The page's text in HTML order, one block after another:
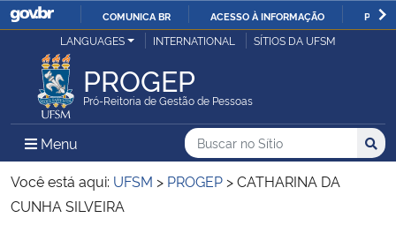
IR
COMUNICA BR ACESSO À INFORMAÇÃO
Ministério da Justiça e Segurança Pública
Ministério da Defesa
Ministério das Relações Exteriores
LANGUAGES INTERNATIONAL SÍTIOS DA UFSM
PROGEP
Pró-Reitoria de Gestão de Pessoas
Menu Menu Principal do Sítio
Busca
Buscar no no Sítio
Busca:
Você está aqui: UFSM > PROGEP >CATHARINA DA
CUNHA SILVEIRA